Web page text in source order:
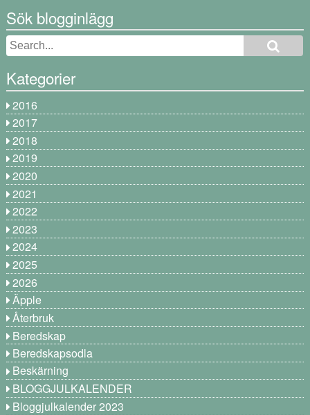
Sök blogginlägg
Kategorier
2016
2017
2018
2019
2020
2021
2022
2023
2024
2025
2026
Äpple
Återbruk
Beredskap
Beredskapsodla
Beskärning
BLOGGJULKALENDER
Bloggjulkalender 2023